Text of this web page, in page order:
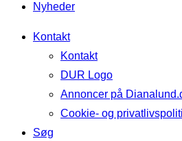
Nyheder
Kontakt
Kontakt
DUR Logo
Annoncer på
Cookie- og
Søg